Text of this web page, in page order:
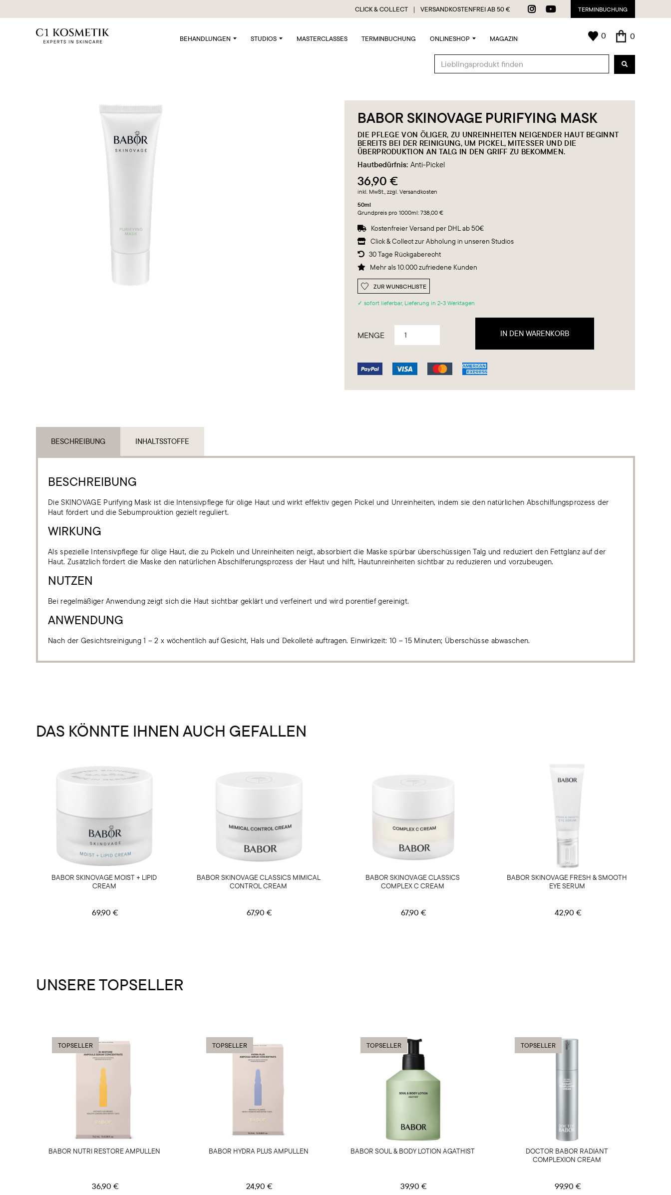
CLICK & COLLECT ｜ VERSANDKOSTENFREI AB 50 €   TERMINBUCHUNG
BEHANDLUNGEN STUDIOS MASTERCLASSES TERMINBUCHUNG ONLINESHOP MAGAZIN 0 0
BABOR SKINOVAGE PURIFYING MASK
DIE PFLEGE VON ÖLIGER, ZU UNREINHEITEN NEIGENDER HAUT BEGINNT
BEREITS BEI DER REINIGUNG, UM PICKEL, MITESSER UND DIE
ÜBERPRODUKTION AN TALG IN DEN GRIFF ZU BEKOMMEN.
Hautbedürfnis: Anti-Pickel
36,90 €
inkl. MwSt., zzgl. Versandkosten
50ml
Grundpreis pro 1000ml: 738,00 €
 Kostenfreier Versand per DHL ab 50€
 Click & Collect zur Abholung in unseren Studios
 30 Tage Rückgaberecht
 Mehr als 10.000 zufriedene Kunden
ZUR WUNSCHLISTE
✓ sofort lieferbar, Lieferung in 2-3 Werktagen
MENGE
BESCHREIBUNG INHALTSSTOFFE
BESCHREIBUNG
Die SKINOVAGE Purifying Mask ist die Intensivpflege für ölige Haut und wirkt effektiv gegen Pickel und Unreinheiten, indem sie den natürlichen Abschilfungsprozess der
Haut fördert und die Sebumprouktion gezielt reguliert.
WIRKUNG
Als spezielle Intensivpflege für ölige Haut, die zu Pickeln und Unreinheiten neigt, absorbiert die Maske spürbar überschüssigen Talg und reduziert den Fettglanz auf der
Haut. Zusätzlich fördert die Maske den natürlichen Abschilferungsprozess der Haut und hilft, Hautunreinheiten sichtbar zu reduzieren und vorzubeugen.
NUTZEN
Bei regelmäßiger Anwendung zeigt sich die Haut sichtbar geklärt und verfeinert und wird porentief gereinigt.
ANWENDUNG
Nach der Gesichtsreinigung 1 – 2 x wöchentlich auf Gesicht, Hals und Dekolleté auftragen. Einwirkzeit: 10 – 15 Minuten; Überschüsse abwaschen.
DAS KÖNNTE IHNEN AUCH GEFALLEN
BABOR SKINOVAGE MOIST + LIPID
CREAM
69,90 €
BABOR SKINOVAGE CLASSICS MIMICAL
CONTROL CREAM
67,90 €
BABOR SKINOVAGE CLASSICS
COMPLEX C CREAM
67,90 €
BABOR SKINOVAGE FRESH & SMOOTH
EYE SERUM
42,90 €
UNSERE TOPSELLER
TOPSELLER
BABOR NUTRI RESTORE AMPULLEN
36,90 €
TOPSELLER
BABOR HYDRA PLUS AMPULLEN
24,90 €
TOPSELLER
BABOR SOUL & BODY LOTION AGATHIST
39,90 €
TOPSELLER
DOCTOR BABOR RADIANT
COMPLEXION CREAM
99,90 €